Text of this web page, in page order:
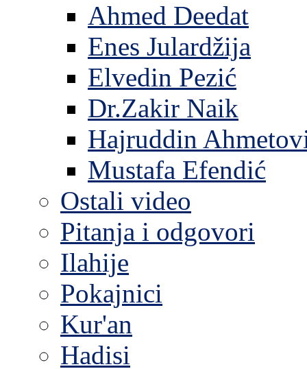
Ahmed Deedat
Enes Julardžija
Elvedin Pezić
Dr.Zakir Naik
Hajruddin
Mustafa Efendić
Ostali video
Pitanja i odgovori
Ilahije
Pokajnici
Kur'an
Hadisi